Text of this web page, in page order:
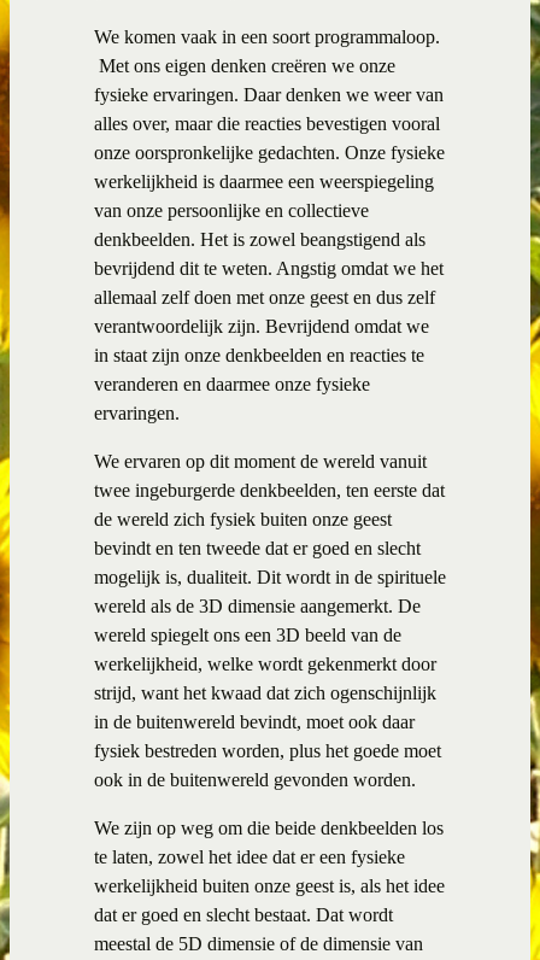
We komen vaak in een soort programmaloop.
Met ons eigen denken creëren we onze
fysieke ervaringen. Daar denken we weer van
alles over, maar die reacties bevestigen vooral
onze oorspronkelijke gedachten. Onze fysieke
werkelijkheid is daarmee een weerspiegeling
van onze persoonlijke en collectieve
denkbeelden. Het is zowel beangstigend als
bevrijdend dit te weten. Angstig omdat we het
allemaal zelf doen met onze geest en dus zelf
verantwoordelijk zijn. Bevrijdend omdat we
in staat zijn onze denkbeelden en reacties te
veranderen en daarmee onze fysieke
ervaringen.
We ervaren op dit moment de wereld vanuit
twee ingeburgerde denkbeelden, ten eerste dat
de wereld zich fysiek buiten onze geest
bevindt en ten tweede dat er goed en slecht
mogelijk is, dualiteit. Dit wordt in de spirituele
wereld als de 3D dimensie aangemerkt. De
wereld spiegelt ons een 3D beeld van de
werkelijkheid, welke wordt gekenmerkt door
strijd, want het kwaad dat zich ogenschijnlijk
in de buitenwereld bevindt, moet ook daar
fysiek bestreden worden, plus het goede moet
ook in de buitenwereld gevonden worden.
We zijn op weg om die beide denkbeelden los
te laten, zowel het idee dat er een fysieke
werkelijkheid buiten onze geest is, als het idee
dat er goed en slecht bestaat. Dat wordt
meestal de 5D dimensie of de dimensie van